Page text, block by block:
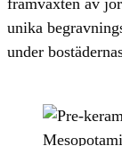
unika
under